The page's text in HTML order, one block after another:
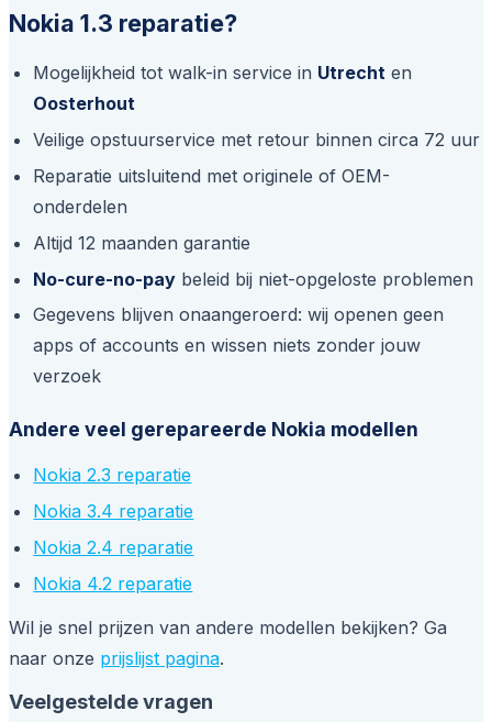
Nokia 1.3 reparatie?
Mogelijkheid tot walk-in service in Utrecht en
Oosterhout
Veilige opstuurservice met retour binnen circa 72 uur
Reparatie uitsluitend met originele of OEM-
onderdelen
Altijd 12 maanden garantie
No-cure-no-pay beleid bij niet-opgeloste problemen
Gegevens blijven onaangeroerd: wij openen geen
apps of accounts en wissen niets zonder jouw
verzoek
Andere veel gerepareerde Nokia modellen
Nokia 2.3 reparatie
Nokia 3.4 reparatie
Nokia 2.4 reparatie
Nokia 4.2 reparatie
Wil je snel prijzen van andere modellen bekijken? Ga
naar onze prijslijst pagina.
Veelgestelde vragen